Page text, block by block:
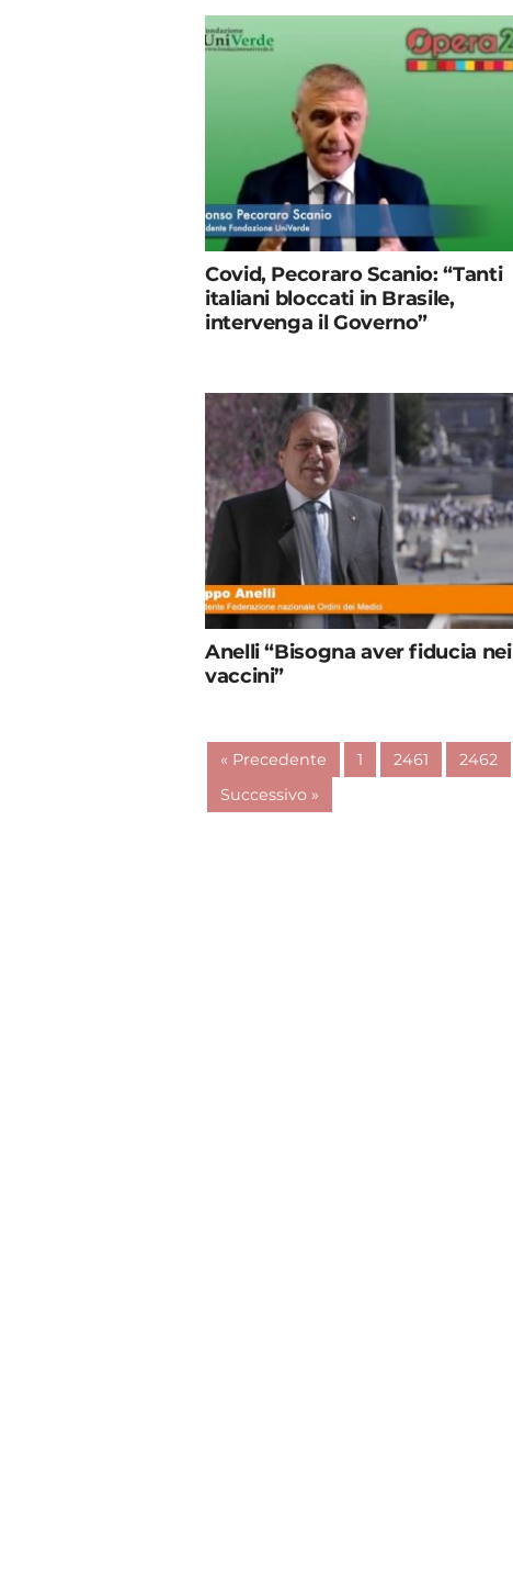
Covid, Pecoraro Scanio: “Tanti
italiani bloccati in Brasile,
intervenga il Governo”
Anelli “Bisogna aver fiducia nei
vaccini”
« Precedente 1 2461 2462
Successivo »